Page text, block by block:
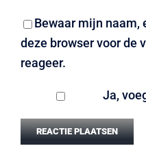
Bewaar mijn naam,
deze browser voor de
reageer.
Ja,